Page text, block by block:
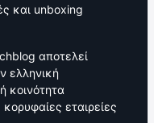
και unboxing
αποτελεί
ελληνική
κοινότητα
εταιρείες